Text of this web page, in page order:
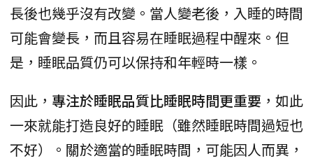
長後也幾乎沒有改變。當人變老後，入睡的時間
可能會變長，而且容易在睡眠過程中醒來。但
是，睡眠品質仍可以保持和年輕時一樣。
因此， 專注於睡眠品質比睡眠時間更重要 ，如此
一來就能打造良好的睡眠（雖然睡眠時間過短也
不好）。關於適當的睡眠時間，可能因人而異，